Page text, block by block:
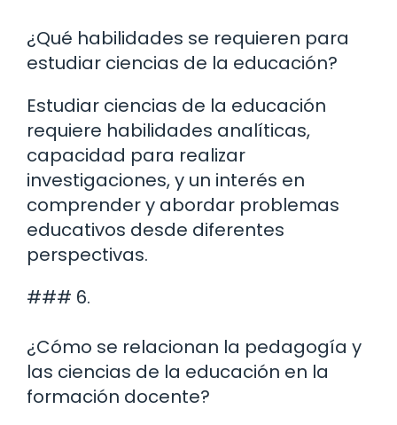
¿Qué habilidades se requieren para
estudiar ciencias de la educación?
Estudiar ciencias de la educación
requiere habilidades analíticas,
capacidad para realizar
investigaciones, y un interés en
comprender y abordar problemas
educativos desde diferentes
perspectivas.
### 6.
¿Cómo se relacionan la pedagogía y
las ciencias de la educación en la
formación docente?